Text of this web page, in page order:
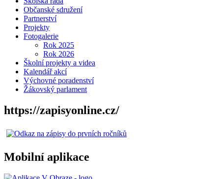
Občanské sdružení
Partnerství
Projekty
Fotogalerie
Rok 2025
Rok 2026
Školní projekty a videa
Kalendář akcí
Výchovné poradenství
Žákovský parlament
https://zapisyonline.cz/
Mobilní aplikace